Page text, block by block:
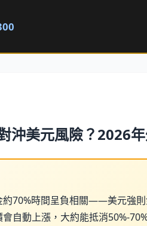
沖美元風險？2026
約70%時間呈負相關——美元強
自動上漲，大約能抵消50%-